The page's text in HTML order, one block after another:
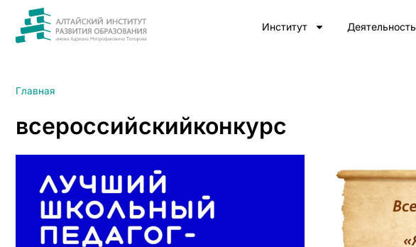
Институт Деятельность
Главная
всероссийскийконкурс